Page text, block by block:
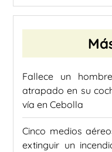
Fallece un
atrapado en su
vía en Cebolla
Cinco medios
extinguir un